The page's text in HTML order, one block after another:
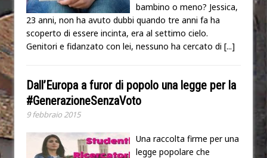
bambino o meno? Jessica,
23 anni, non ha avuto dubbi quando tre anni fa ha
scoperto di essere incinta, era al settimo cielo.
Genitori e fidanzato con lei, nessuno ha cercato di [...]
Dall’Europa a furor di popolo una legge per la
#GenerazioneSenzaVoto
9 febbraio 2015
Una raccolta firme per una
legge popolare che